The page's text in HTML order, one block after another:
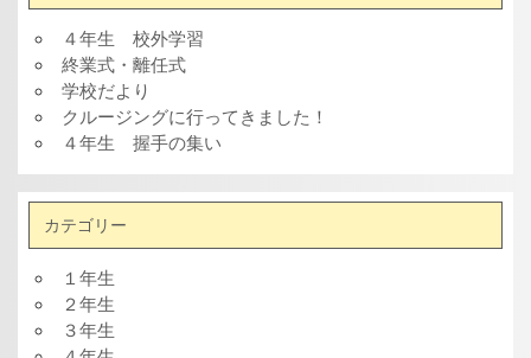
４年生 校外学習
終業式・離任式
学校だより
クルージングに行ってきました！
４年生 握手の集い
カテゴリー
１年生
２年生
３年生